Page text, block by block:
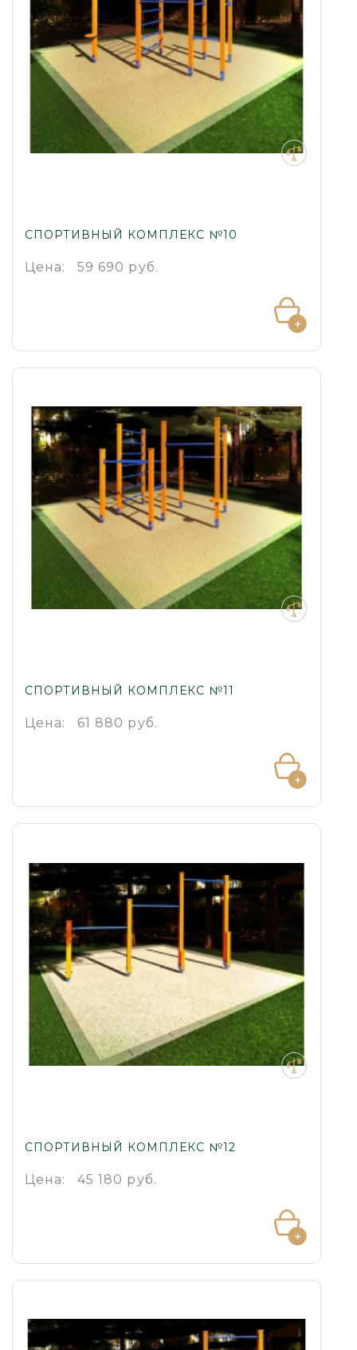
СПОРТИВНЫЙ КОМПЛЕКС №10
Цена: 59 690 руб.
СПОРТИВНЫЙ КОМПЛЕКС №11
Цена: 61 880 руб.
СПОРТИВНЫЙ КОМПЛЕКС №12
Цена: 45 180 руб.